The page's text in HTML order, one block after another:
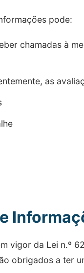
pode:
chamadas à
as
vigor da Lei n.º
obrigados a ter